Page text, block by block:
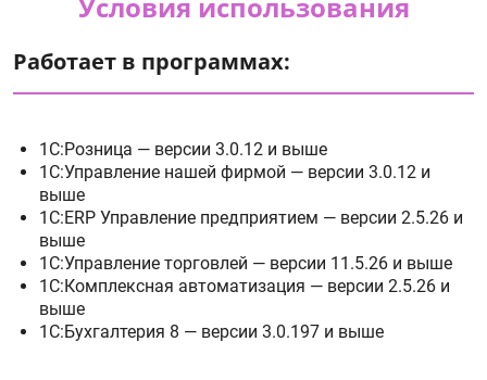
Работает в программах:
1С:Розница — версии 3.0.12 и выше
1С:Управление нашей фирмой — версии 3.0.12 и
выше
1С:ERP Управление предприятием — версии 2.5.26 и
выше
1С:Управление торговлей — версии 11.5.26 и выше
1С:Комплексная автоматизация — версии 2.5.26 и
выше
1C:Бухгалтерия 8 — версии 3.0.197 и выше